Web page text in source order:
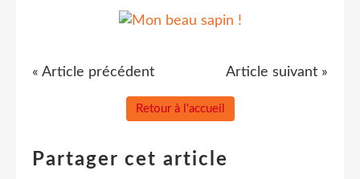
« Article précédent Article suivant »
Retour à l'accueil
Partager cet article